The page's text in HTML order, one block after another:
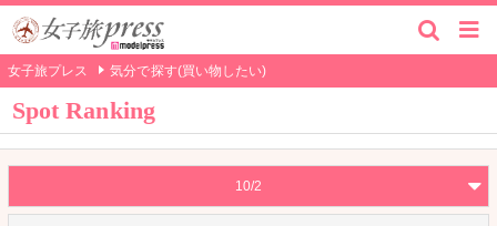
女子旅プレス 気分で探す(買い物したい)
Spot Ranking
10/2